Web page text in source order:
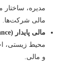
مدیره، ساختار
مالی شرکت‌ها.
مالی پایدار (Sustainable Finance) و ESG:
محیط زیستی،
و مالی.